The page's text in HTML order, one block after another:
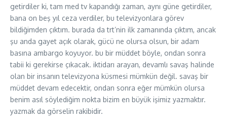
getirdiler ki, tam med tv kapandığı zaman, aynı güne getirdiler,
bana on beş yıl ceza verdiler, bu televizyonlara görev
bildiğimden çıktım. burada da trt’nin ilk zamanında çıktım, ancak
şu anda gayet açık olarak, gücü ne olursa olsun, bir adam
basına ambargo koyuyor. bu bir müddet böyle, ondan sonra
tabii ki gerekirse çıkacak. iktidarı arayan, devamlı savaş halinde
olan bir insanın televizyona küsmesi mümkün değil. savaş bir
müddet devam edecektir, ondan sonra eğer mümkün olursa
benim asıl söylediğim nokta bizim en büyük işimiz yazmaktır.
yazmak da görselin rakibidir.